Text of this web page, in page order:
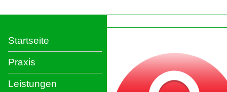
Startseite
Praxis
Leistungen